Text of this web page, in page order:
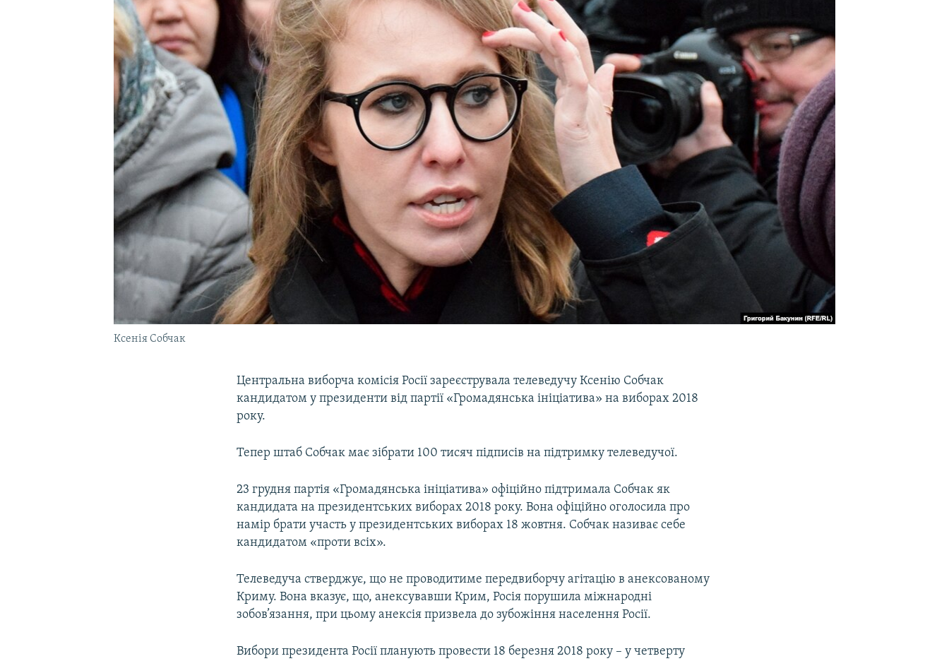
УКРАЇНСЬКА ПРОБЛЕМА КРИМУ
Ксенія Собчак
Центральна виборча комісія Росії зареєструвала телеведучу Ксенію Собчак
кандидатом у президенти від партії «Громадянська ініціатива» на виборах 2018
року.
Тепер штаб Собчак має зібрати 100 тисяч підписів на підтримку телеведучої.
23 грудня партія «Громадянська ініціатива» офіційно підтримала Собчак як
кандидата на президентських виборах 2018 року. Вона офіційно оголосила про
намір брати участь у президентських виборах 18 жовтня. Собчак називає себе
кандидатом «проти всіх».
Телеведуча стверджує, що не проводитиме передвиборчу агітацію в анексованому
Криму. Вона вказує, що, анексувавши Крим, Росія порушила міжнародні
зобов’язання, при цьому анексія призвела до зубожіння населення Росії.
Вибори президента Росії планують провести 18 березня 2018 року – у четверту